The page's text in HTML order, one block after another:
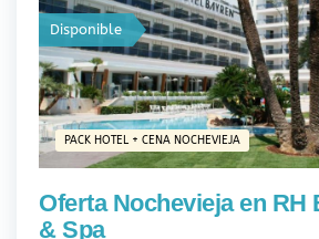
PACK HOTEL + CENA NOCHEVIEJA
Disponible
Oferta Nochevieja en RH
& Spa